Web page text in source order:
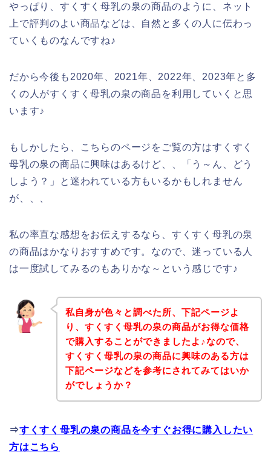
やっぱり、すくすく母乳の泉の商品のように、ネット
上で評判のよい商品などは、自然と多くの人に伝わっ
ていくものなんですね♪
だから今後も2020年、2021年、2022年、2023年と多
くの人がすくすく母乳の泉の商品を利用していくと思
います♪
もしかしたら、こちらのページをご覧の方はすくすく
母乳の泉の商品に興味はあるけど、、「う～ん、どう
しよう？」と迷われている方もいるかもしれません
が、、、
私の率直な感想をお伝えするなら、すくすく母乳の泉
の商品はかなりおすすめです。なので、迷っている人
は一度試してみるのもありかな～という感じです♪
私自身が色々と調べた所、下記ページよ
り、すくすく母乳の泉の商品がお得な価格
で購入することができましたよ♪なので、
すくすく母乳の泉の商品に興味のある方は
下記ページなどを参考にされてみてはいか
がでしょうか？
⇒すくすく母乳の泉の商品を今すぐお得に購入したい
方はこちら